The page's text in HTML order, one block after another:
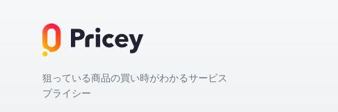
狙っている商品の買い時がわかるサービス
プライシー